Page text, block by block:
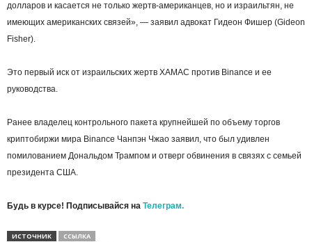
долларов и касается не только жертв-американцев, но и израильтян, не
имеющих американских связей», — заявил адвокат Гидеон Фишер (Gideon
Fisher).
Это первый иск от израильских жертв ХАМАС против Binance и ее
руководства.
Ранее владелец контрольного пакета крупнейшей по объему торгов
криптобиржи мира Binance Чанпэн Чжао заявил, что был удивлен
помилованием Дональдом Трампом и отверг обвинения в связях с семьей
президента США.
Будь в курсе! Подписывайся на Телеграм.
ИСТОЧНИК
ССЫЛКА